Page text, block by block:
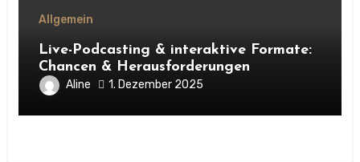
Allgemein
Live-Podcasting & interaktive Formate:
Chancen & Herausforderungen
Aline 1. Dezember 2025